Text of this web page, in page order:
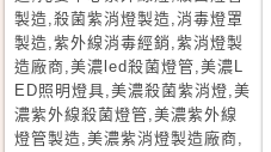
製造,殺菌紫消燈製造,消毒燈罩
製造,紫外線消毒經銷,紫消燈製
造廠商,美濃led殺菌燈管,美濃L
ED照明燈具,美濃殺菌紫消燈,美
濃紫外線殺菌燈管,美濃紫外線
燈管製造,美濃紫消燈製造廠商,